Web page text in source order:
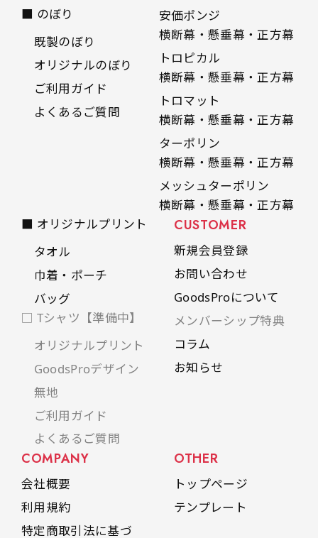
■ のぼり
既製のぼり
オリジナルのぼり
ご利用ガイド
よくあるご質問
安価ポンジ
横断幕・懸垂幕・正方幕
トロピカル
横断幕・懸垂幕・正方幕
トロマット
横断幕・懸垂幕・正方幕
ターポリン
横断幕・懸垂幕・正方幕
メッシュターポリン
横断幕・懸垂幕・正方幕
■ オリジナルプリント
タオル
巾着・ポーチ
バッグ
□ Tシャツ【準備中】
オリジナルプリント
GoodsProデザイン
無地
ご利用ガイド
よくあるご質問
CUSTOMER
新規会員登録
お問い合わせ
GoodsProについて
メンバーシップ特典
コラム
お知らせ
COMPANY
会社概要
利用規約
特定商取引法に基づ
OTHER
トップページ
テンプレート